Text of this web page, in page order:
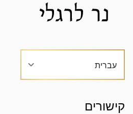
עברית
קישורים